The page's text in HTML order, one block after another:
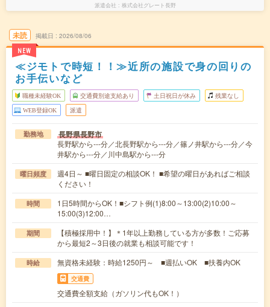
派遣会社 株式会社グレート長野
未読
NEW
掲載日 2026/08/06
≪ジモトで時短！！≫近所の施設で身の回りの
お手伝いなど
職種未経験OK 交通費別途支給あり 土日祝日が休み 残業なし
WEB登録OK 派遣
勤務地 長野県長野市
長野駅から---分／北長野駅から---分／篠ノ井駅から---分／今
井駅から---分／川中島駅から---分
曜日頻度
週4日～ ■曜日固定の相談OK！ ■希望の曜日があればご相談
ください！
時間
1日5時間からOK！■シフト例(1)8:00～13:00(2)10:00～
15:00(3)12:00…
期間
【積極採用中！】＊1年以上勤務している方が多数！ご応募
から最短2～3日後の就業も相談可能です！
時給 無資格未経験：時給1250円～ ■週払いOK ■扶養内OK
交通費
交通費全額支給（ガソリン代もOK！）